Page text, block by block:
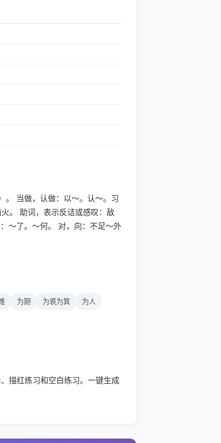
。 当做，认做：以～。认～。习
。 助词，表示反诘或感叹：敌
～了。～何。 对，向：不足～外
为期 为裘为箕 为人
描红练习和空白练习。一键生成